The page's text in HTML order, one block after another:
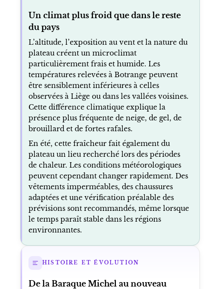
Un climat plus froid que dans le reste
du pays
L’altitude, l’exposition au vent et la nature du
plateau créent un microclimat
particulièrement frais et humide. Les
températures relevées à Botrange peuvent
être sensiblement inférieures à celles
observées à Liège ou dans les vallées voisines.
Cette différence climatique explique la
présence plus fréquente de neige, de gel, de
brouillard et de fortes rafales.
En été, cette fraîcheur fait également du
plateau un lieu recherché lors des périodes
de chaleur. Les conditions météorologiques
peuvent cependant changer rapidement. Des
vêtements imperméables, des chaussures
adaptées et une vérification préalable des
prévisions sont recommandés, même lorsque
le temps paraît stable dans les régions
environnantes.
HISTOIRE ET ÉVOLUTION
De la Baraque Michel au nouveau